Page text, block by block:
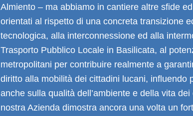
Almiento – ma abbiamo in cantiere altre sfide
orientati al rispetto di una concreta transizione
tecnologica, alla interconnessione ed alla
Trasporto Pubblico Locale in Basilicata, al
metropolitani per contribuire realmente a
diritto alla mobilità dei cittadini lucani, influendo
anche sulla qualità dell’ambiente e della vita
nostra Azienda dimostra ancora una volta un